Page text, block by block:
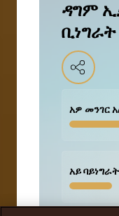
ዳግም
ቢነግራት
አዎ መንገር
አይ